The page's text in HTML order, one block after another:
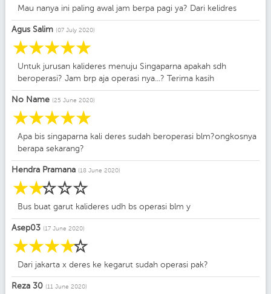
Mau nanya ini paling awal jam berpa pagi ya? Dari kelidres
Agus Salim (07 July 2020)
☆
☆
☆
☆
☆
Untuk jurusan kalideres menuju Singaparna apakah sdh
beroperasi? Jam brp aja operasi nya...? Terima kasih
No Name (25 June 2020)
☆
☆
☆
☆
☆
Apa bis singaparna kali deres sudah beroperasi blm?ongkosnya
berapa sekarang?
Hendra Pramana (18 June 2020)
☆
☆
☆
☆
☆
Bus buat garut kalideres udh bs operasi blm y
Asep03 (17 June 2020)
☆
☆
☆
☆
☆
Dari jakarta x deres ke kegarut sudah operasi pak?
Reza 30 (11 June 2020)